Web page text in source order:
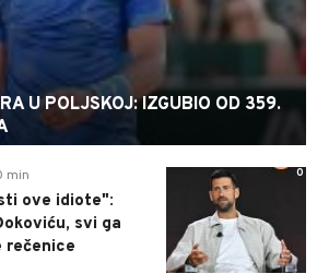
U POLJSKOJ: IZGUBIO OD 359.
0
min
ove idiote":
svi ga
rečenice